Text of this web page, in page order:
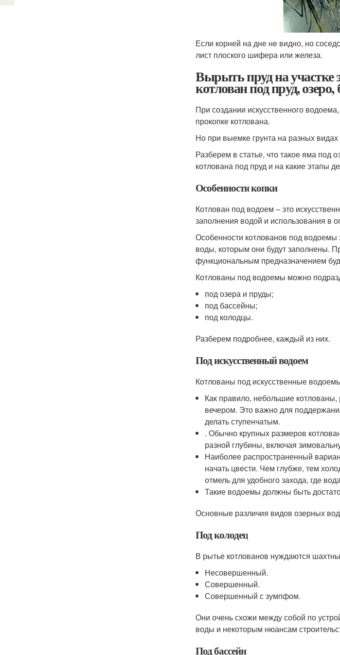
Если корней на дне не видно, но
лист плоского шифера или железа.
Вырыть пруд на участке
котлован под пруд,
При создании искусственного
прокопке котлована.
Но при выемке грунта на разных
Разберем в статье, что такое яма под
котлована под пруд и на какие этапы
Особенности копки
Котлован под водоем – это
заполнения водой и использования в
Особенности котлованов под
воды, которым они будут заполнены.
функциональным предназначением
Котлованы под водоемы можно
под озера и пруды;
под бассейны;
под колодцы.
Разберем подробнее, каждый из них.
Под искусственный водоем
Котлованы под искусственные
Как правило, небольшие
вечером. Это важно для
делать ступенчатым.
. Обычно крупных размеров
разной глубины, включая
Наиболее распространенный
начать цвести. Чем глубже, тем
отмель для удобного захода, где
Такие водоемы должны быть
Основные различия видов озерных
Под колодец
В рытье котлованов нуждаются
Несовершенный.
Совершенный.
Совершенный с зумпфом.
Они очень схожи между собой по
воды и некоторым нюансам
Под бассейн